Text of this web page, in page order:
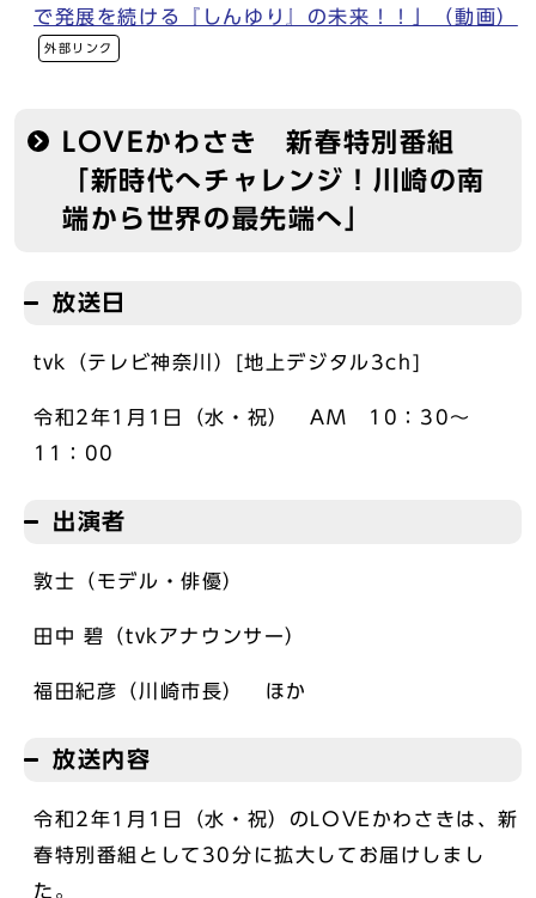
で発展を続ける『しんゆり』の未来！！」（動画）
外部リンク
LOVEかわさき 新春特別番組
「新時代へチャレンジ！川崎の南
端から世界の最先端へ」
放送日
tvk（テレビ神奈川）[地上デジタル3ch]
令和2年1月1日（水・祝） AM 10：30～
11：00
出演者
敦士（モデル・俳優）
田中 碧（tvkアナウンサー）
福田紀彦（川崎市長） ほか
放送内容
令和2年1月1日（水・祝）のLOVEかわさきは、新
春特別番組として30分に拡大してお届けしまし
た。